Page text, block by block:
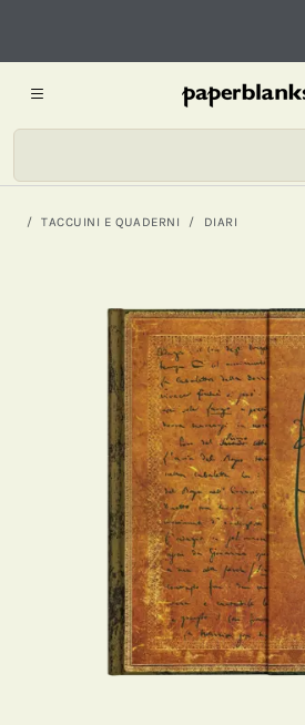
TACCUINI E QUADERNI DIARI